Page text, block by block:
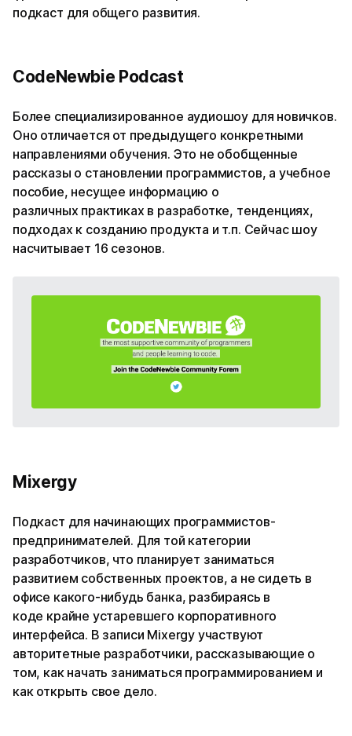
подкаст для общего развития.
CodeNewbie Podcast
Более специализированное аудиошоу для новичков.
Оно отличается от предыдущего конкретными
направлениями обучения. Это не обобщенные
рассказы о становлении программистов, а учебное
пособие, несущее информацию о
различных практиках в разработке, тенденциях,
подходах к созданию продукта и т.п. Сейчас шоу
насчитывает 16 сезонов.
Mixergy
Подкаст для начинающих программистов-
предпринимателей. Для той категории
разработчиков, что планирует заниматься
развитием собственных проектов, а не сидеть в
офисе какого-нибудь банка, разбираясь в
коде крайне устаревшего корпоративного
интерфейса. В записи Mixergy участвуют
авторитетные разработчики, рассказывающие о
том, как начать заниматься программированием и
как открыть свое дело.